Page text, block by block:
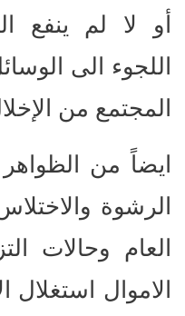
أو لا لم ينفع
اللجوء الى
المجتمع من
ايضاً من
الرشوة
العام وحالات
الاموال استغلال